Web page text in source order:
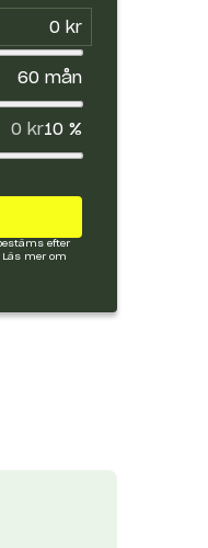
60mån
0 kr10%
efter
Läs mer om